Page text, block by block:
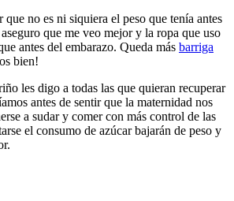
no es ni siquiera el peso que tenía antes
que me veo mejor y la ropa que uso
antes del embarazo. Queda más barriga
bien!
les digo a todas las que quieran recuperar
antes de sentir que la maternidad nos
a sudar y comer con más control de las
el consumo de azúcar bajarán de peso y